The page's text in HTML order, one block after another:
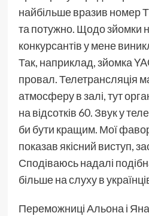
найбільше вразив номер
та потужно. Щодо зйомки
конкурсантів у мене
Так, наприклад, зйомка
провал. Телетрансляція
атмосферу в залі, тут
на відсотків 60. Звук у
би бути кращим. Мої
показав якісний виступ,
Сподіваюсь надалі
більше на слуху в
Переможниці Альона і